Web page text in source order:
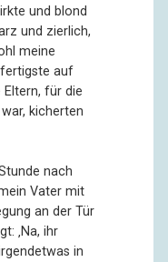
und blond
und zierlich,
meine
auf
für die
kicherten
nach
Vater mit
an der Tür
‚Na, ihr
in